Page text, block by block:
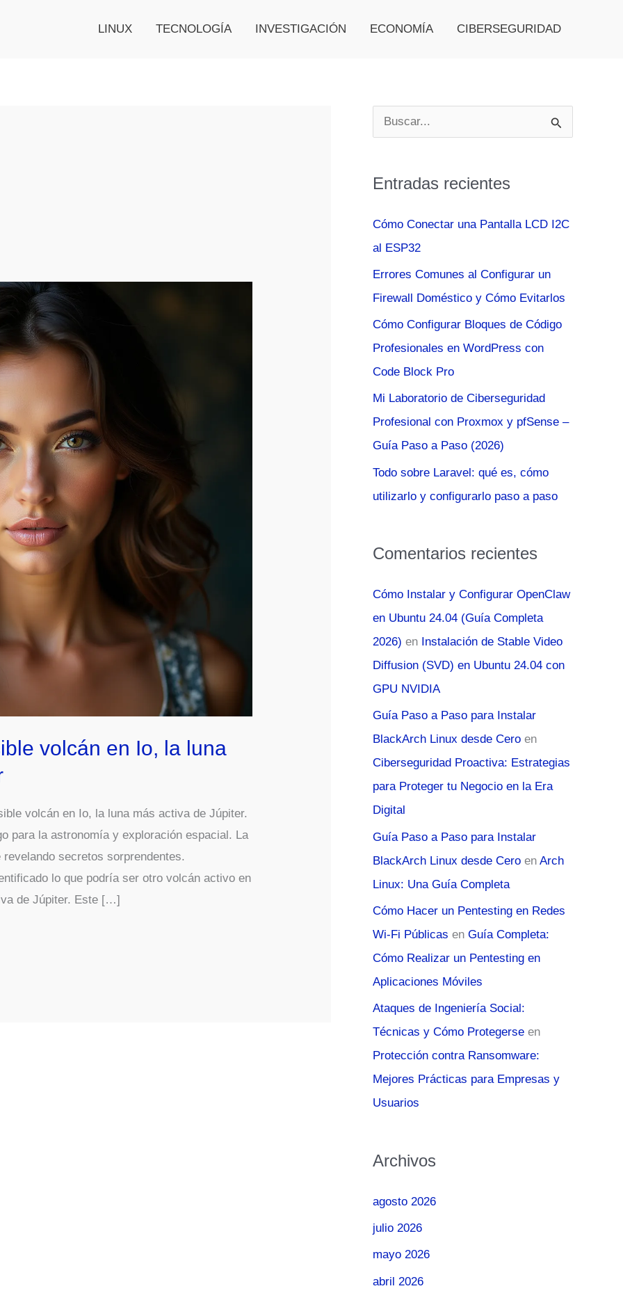
LINUX TECNOLOGÍA INVESTIGACIÓN ECONOMÍA CIBERSEGURIDAD
volcán en Io, la luna
volcán en Io, la luna más activa de Júpiter.
para la astronomía y exploración espacial. La
secretos sorprendentes.
lo que podría ser otro volcán activo en
de Júpiter. Este […]
u
c
o
r
:
Entradas recientes
Cómo Conectar una Pantalla LCD I2C
al ESP32
Errores Comunes al Configurar un
Firewall Doméstico y Cómo Evitarlos
Cómo Configurar Bloques de Código
Profesionales en WordPress con
Code Block Pro
Mi Laboratorio de Ciberseguridad
Profesional con Proxmox y pfSense –
Guía Paso a Paso (2026)
Todo sobre Laravel: qué es, cómo
utilizarlo y configurarlo paso a paso
Comentarios recientes
Cómo Instalar y Configurar OpenClaw
en Ubuntu 24.04 (Guía Completa
2026) en Instalación de Stable Video
Diffusion (SVD) en Ubuntu 24.04 con
GPU NVIDIA
Guía Paso a Paso para Instalar
BlackArch Linux desde Cero en
Ciberseguridad Proactiva: Estrategias
para Proteger tu Negocio en la Era
Digital
Guía Paso a Paso para Instalar
BlackArch Linux desde Cero en Arch
Linux: Una Guía Completa
Cómo Hacer un Pentesting en Redes
Wi-Fi Públicas en Guía Completa:
Cómo Realizar un Pentesting en
Aplicaciones Móviles
Ataques de Ingeniería Social:
Técnicas y Cómo Protegerse en
Protección contra Ransomware:
Mejores Prácticas para Empresas y
Usuarios
Archivos
agosto 2026
julio 2026
mayo 2026
abril 2026